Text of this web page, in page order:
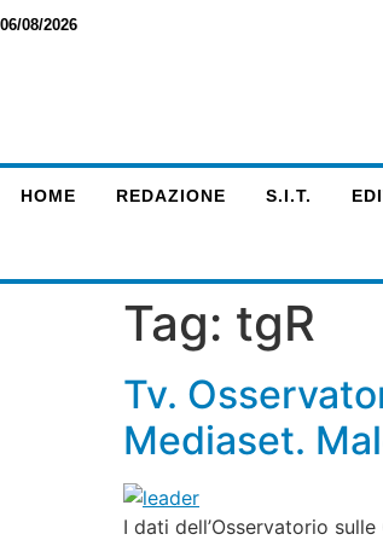
06/08/2026
HOME REDAZIONE S.I.T.
Tag: tgR
Tv.
Mediaset.
I dati dell’Osservatorio